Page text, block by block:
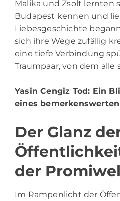
Malika und Zsolt lernten
Budapest kennen und
Liebesgeschichte
sich ihre Wege zufällig
eine tiefe Verbindung
Traumpaar, von dem alle
Yasin Cengiz Tod: Ein
eines
Der Glanz
der
Im Rampenlicht der